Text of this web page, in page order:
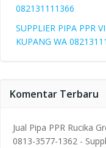
082131111366
SUPPLIER PIPA PPR
KUPANG WA
Komentar Terbaru
Jual Pipa PPR Rucika
0813-3577-1362 -